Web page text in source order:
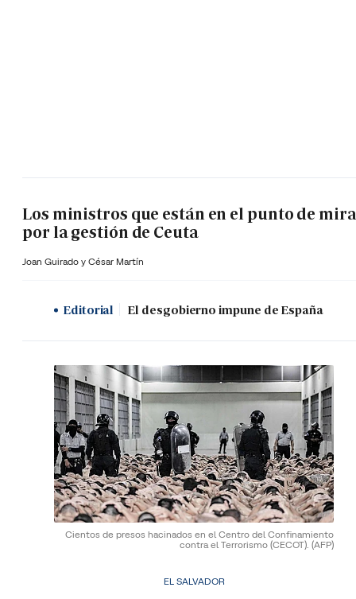
Los ministros que están en el punto de mira
por la gestión de Ceuta
Joan Guirado y César Martín
Editorial El desgobierno impune de España
Cientos de presos hacinados en el Centro del Confinamiento
contra el Terrorismo (CECOT). (AFP)
EL SALVADOR